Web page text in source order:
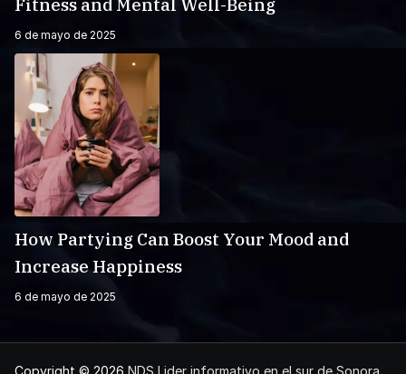
Fitness and Mental Well-Being
6 de mayo de 2025
How Partying Can Boost Your Mood and
Increase Happiness
6 de mayo de 2025